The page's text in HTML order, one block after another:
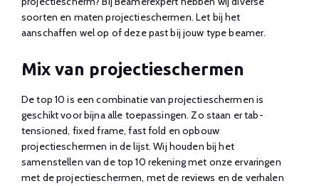
soorten en maten projectieschermen. Let bij het
aanschaffen wel op of deze past bij jouw type beamer.
Mix van projectieschermen
De top 10 is een combinatie van projectieschermen is
geschikt voor bijna alle toepassingen. Zo staan er tab-
tensioned, fixed frame, fast fold en opbouw
projectieschermen in de lijst. Wij houden bij het
samenstellen van de top 10 rekening met onze ervaringen
met de projectieschermen, met de reviews en de verhalen